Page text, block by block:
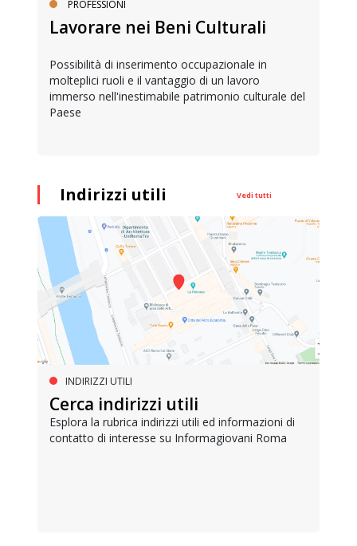
PROFESSIONI
Lavorare nei Beni Culturali
Possibilità di inserimento occupazionale in
molteplici ruoli e il vantaggio di un lavoro
immerso nell'inestimabile patrimonio culturale del
Paese
Indirizzi utili Vedi tutti
INDIRIZZI UTILI
Cerca indirizzi utili
Esplora la rubrica indirizzi utili ed informazioni di
contatto di interesse su Informagiovani Roma